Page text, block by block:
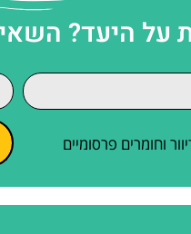
היעד?
וחומרים פרסומיים